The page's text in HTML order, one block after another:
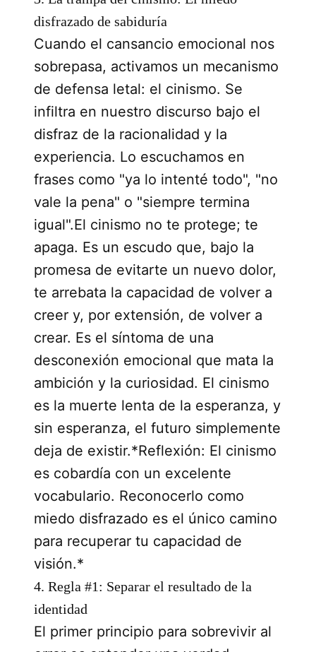
disfrazado de sabiduría
Cuando el cansancio emocional nos
sobrepasa, activamos un mecanismo
de defensa letal: el cinismo. Se
infiltra en nuestro discurso bajo el
disfraz de la racionalidad y la
experiencia. Lo escuchamos en
frases como "ya lo intenté todo", "no
vale la pena" o "siempre termina
igual".El cinismo no te protege; te
apaga. Es un escudo que, bajo la
promesa de evitarte un nuevo dolor,
te arrebata la capacidad de volver a
creer y, por extensión, de volver a
crear. Es el síntoma de una
desconexión emocional que mata la
ambición y la curiosidad. El cinismo
es la muerte lenta de la esperanza, y
sin esperanza, el futuro simplemente
deja de existir.*Reflexión: El cinismo
es cobardía con un excelente
vocabulario. Reconocerlo como
miedo disfrazado es el único camino
para recuperar tu capacidad de
visión.*
4. Regla #1: Separar el resultado de la
identidad
El primer principio para sobrevivir al